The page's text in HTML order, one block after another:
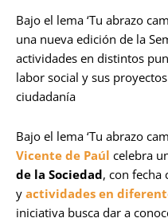
Bajo el lema ‘Tu abrazo
una nueva edición de la
actividades en distintos
labor social y sus
ciudadanía
Bajo el lema ‘Tu abrazo
Vicente de Paúl celebra
de la Sociedad, con fecha
y actividades en
iniciativa busca dar a